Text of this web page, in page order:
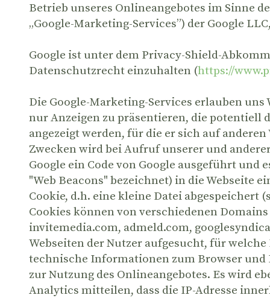
Betrieb unseres Onlineangebotes im Sinne
„Google-Marketing-Services”) der Google
Google ist unter dem Privacy-Shield-
Datenschutzrecht einzuhalten (https://
Die Google-Marketing-Services erlauben
nur Anzeigen zu präsentieren, die potentiell
angezeigt werden, für die er sich auf
Zwecken wird bei Aufruf unserer und
Google ein Code von Google ausgeführt und
"Web Beacons" bezeichnet) in die Webseite
Cookie, d.h. eine kleine Datei abgespeichert
Cookies können von verschiedenen
invitemedia.com, admeld.com,
Webseiten der Nutzer aufgesucht, für
technische Informationen zum Browser und
zur Nutzung des Onlineangebotes. Es wird
Analytics mitteilen, dass die IP-Adresse